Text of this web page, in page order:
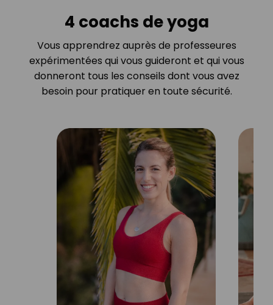
4 coachs de yoga
Vous apprendrez auprès de professeures
expérimentées qui vous guideront et qui vous
donneront tous les conseils dont vous avez
besoin pour pratiquer en toute sécurité.